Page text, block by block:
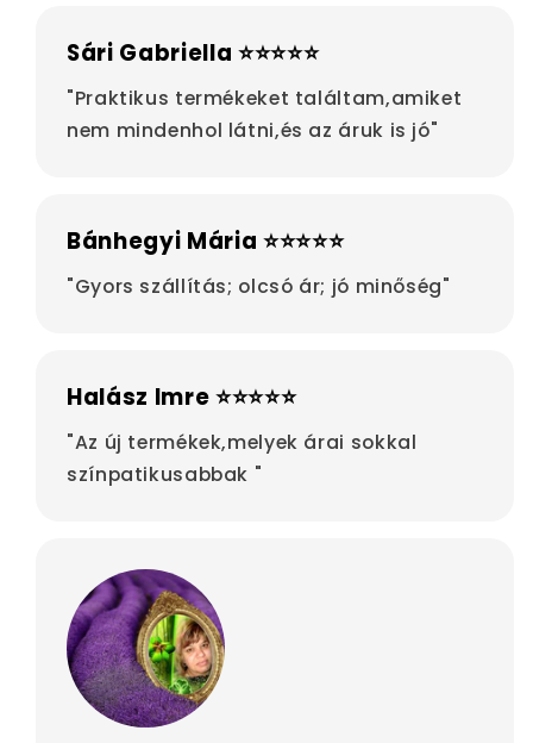
Sári Gabriella ⭐⭐⭐⭐⭐
"Praktikus termékeket találtam,amiket
nem mindenhol látni,és az áruk is jó"
Bánhegyi Mária ⭐⭐⭐⭐⭐
"Gyors szállítás; olcsó ár; jó minőség"
Halász Imre ⭐⭐⭐⭐⭐
"Az új termékek,melyek árai sokkal
színpatikusabbak "